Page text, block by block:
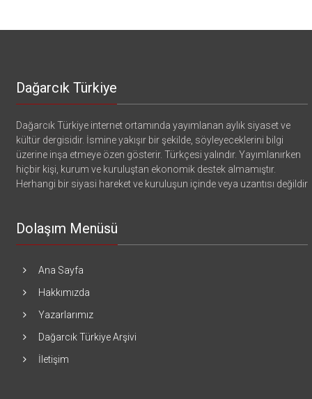
Dağarcık Türkiye
Dağarcık Türkiye internet ortamında yayımlanan aylık siyaset ve
kültür dergisidir. İsmine yakışır bir şekilde, söyleyeceklerini bilgi
üzerine inşa etmeye özen gösterir. Türkçesi yalındır. Yayımlanırken
hiçbir kişi, kurum ve kuruluştan ekonomik destek almamıştır.
Herhangi bir siyasi hareket ve kuruluşun içinde veya uzantısı değildir
Dolaşım Menüsü
Ana Sayfa
Hakkımızda
Yazarlarımız
Dağarcık Türkiye Arşivi
İletişim